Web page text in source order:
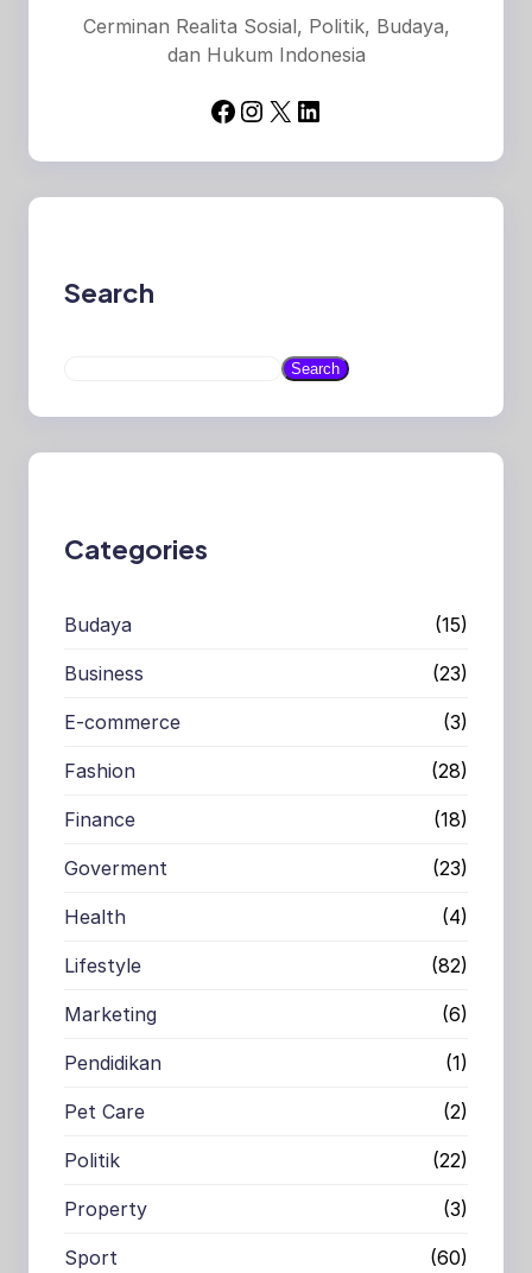
Cerminan Realita Sosial, Politik, Budaya,
dan Hukum Indonesia
Facebook Instagram X LinkedIn
Search
a
Search
Categories
Budaya (15)
Business (23)
E-commerce (3)
Fashion (28)
Finance (18)
Goverment (23)
Health (4)
Lifestyle (82)
Marketing (6)
Pendidikan (1)
Pet Care (2)
Politik (22)
Property (3)
Sport (60)